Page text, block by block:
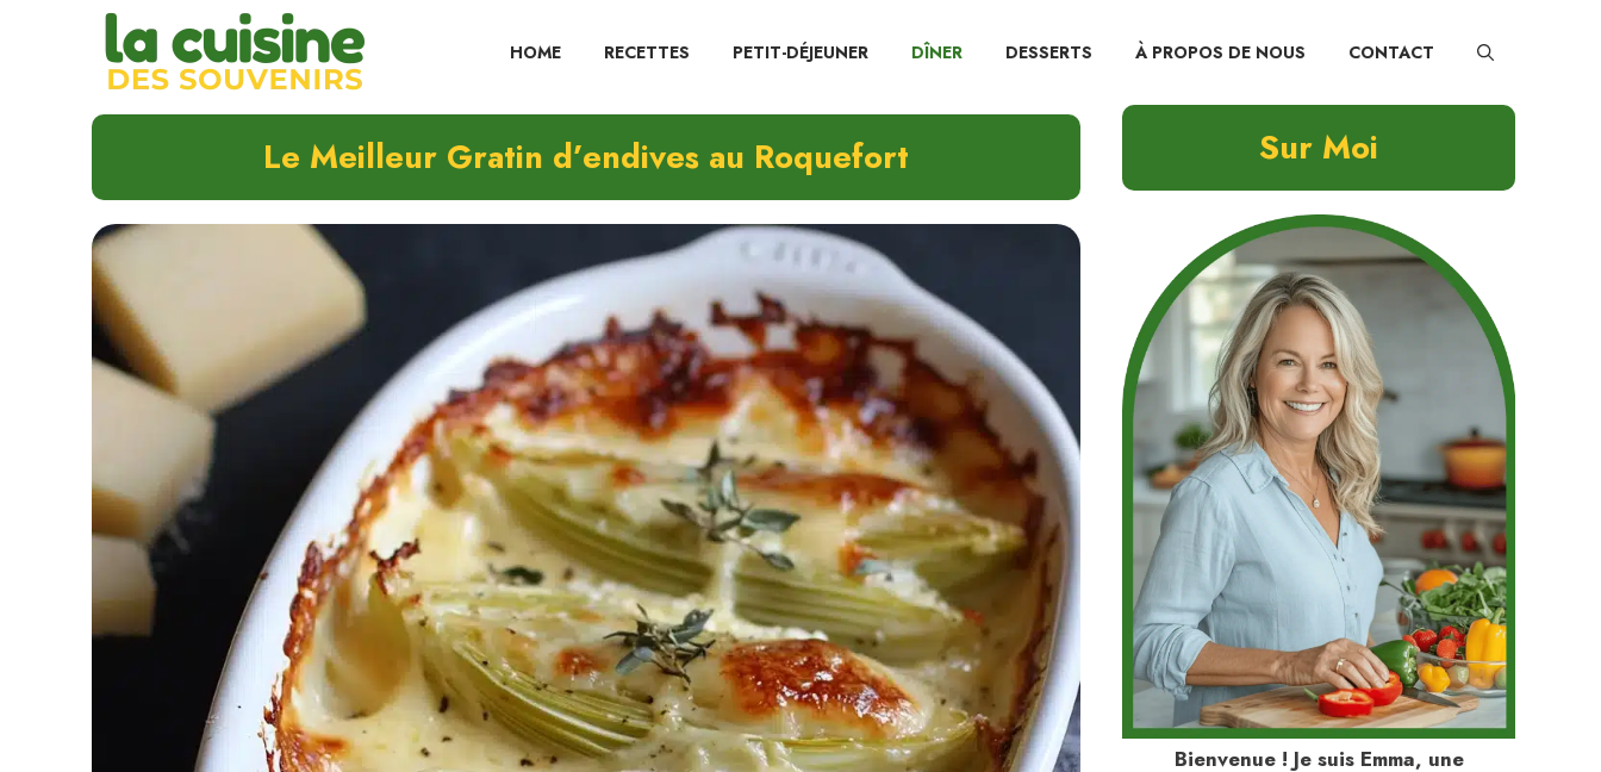
HOME RECETTES PETIT-DÉJEUNER DÎNER DESSERTS À PROPOS DE NOUS CONTACT
Le Meilleur Gratin d’endives au Roquefort Sur Moi
Bienvenue ! Je suis Emma, une